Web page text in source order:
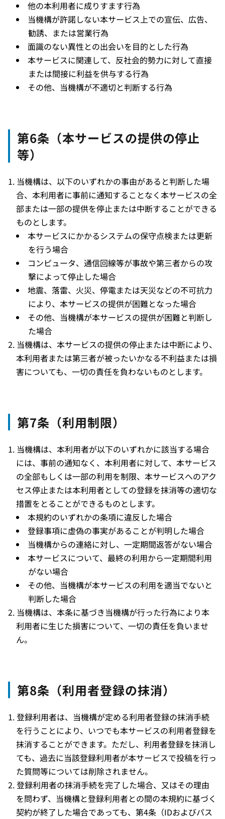
他の本利用者に成りすます行為
当機構が許諾しない本サービス上での宣伝、広告、
勧誘、または営業行為
面識のない異性との出会いを目的とした行為
本サービスに関連して、反社会的勢力に対して直接
または間接に利益を供与する行為
その他、当機構が不適切と判断する行為
第6条（本サービスの提供の停止
等）
当機構は、以下のいずれかの事由があると判断した場
合、本利用者に事前に通知することなく本サービスの全
部または一部の提供を停止または中断することができる
ものとします。
本サービスにかかるシステムの保守点検または更新
を行う場合
コンピュータ、通信回線等が事故や第三者からの攻
撃によって停止した場合
地震、落雷、火災、停電または天災などの不可抗力
により、本サービスの提供が困難となった場合
その他、当機構が本サービスの提供が困難と判断し
た場合
当機構は、本サービスの提供の停止または中断により、
本利用者または第三者が被ったいかなる不利益または損
害についても、一切の責任を負わないものとします。
第7条（利用制限）
当機構は、本利用者が以下のいずれかに該当する場合
には、事前の通知なく、本利用者に対して、本サービス
の全部もしくは一部の利用を制限、本サービスへのアク
セス停止または本利用者としての登録を抹消等の適切な
措置をとることができるものとします。
本規約のいずれかの条項に違反した場合
登録事項に虚偽の事実があることが判明した場合
当機構からの連絡に対し、一定期間返答がない場合
本サービスについて、最終の利用から一定期間利用
がない場合
その他、当機構が本サービスの利用を適当でないと
判断した場合
当機構は、本条に基づき当機構が行った行為により本
利用者に生じた損害について、一切の責任を負いませ
ん。
第8条（利用者登録の抹消）
登録利用者は、当機構が定める利用者登録の抹消手続
を行うことにより、いつでも本サービスの利用者登録を
抹消することができます。ただし、利用者登録を抹消し
ても、過去に当該登録利用者が本サービスで投稿を行っ
た質問等については削除されません。
登録利用者の抹消手続を完了した場合、又はその理由
を問わず、当機構と登録利用者との間の本規約に基づく
契約が終了した場合であっても、第4条（IDおよびパス